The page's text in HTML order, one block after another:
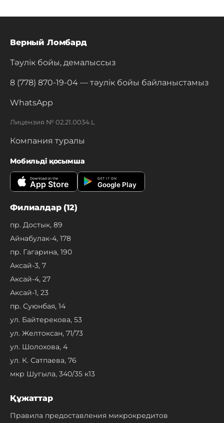
Верный Ломбард
Тәулік бойы, демалыссыз
8 (778) 870-19-04 — тәулік бойы байланыстамыз
WhatsApp
Лицензия № 02.21.0034.L
Компания туралы
Мобильді қосымша
Download on the
App Store
GET IT ON
Google Play
Филиалдар (12)
пр. Достык, 89
Айнабулак-4, 178
пр. Гагарина, 190
Аксай-3, 7
Аксай-4, 27
Аксай-1, 23
пр. Суюнбая, 14
ул. Байтерекова, 53
ул. Желтоксан, 71/73
ул. Шолохова, 4
ул. К. Сатпаева, 76
мкр Шугыла, 340/35 к13
Құжаттар
Правила предоставления микрокредитов